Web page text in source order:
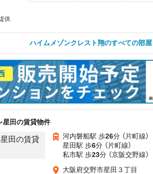
供
ハイムメゾンクレスト翔のすべての部
星田の賃貸物件
河内磐船駅 歩26分 （片町線）
星田駅 歩6分 （片町線）
私市駅 歩23分 （京阪交野線）
大阪府交野市星田３丁目